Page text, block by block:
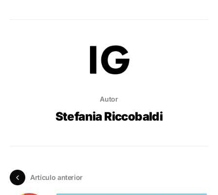
Autor
Stefania Riccobaldi
Artículo anterior